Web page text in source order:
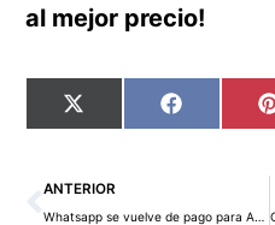
al mejor precio!
Compartir
en
X
(Twitter)
Compartir
en
Facebook
Ant
ANTERIOR
Whatsapp se vuelve de pago para Android ¿Te compensa igualmente?